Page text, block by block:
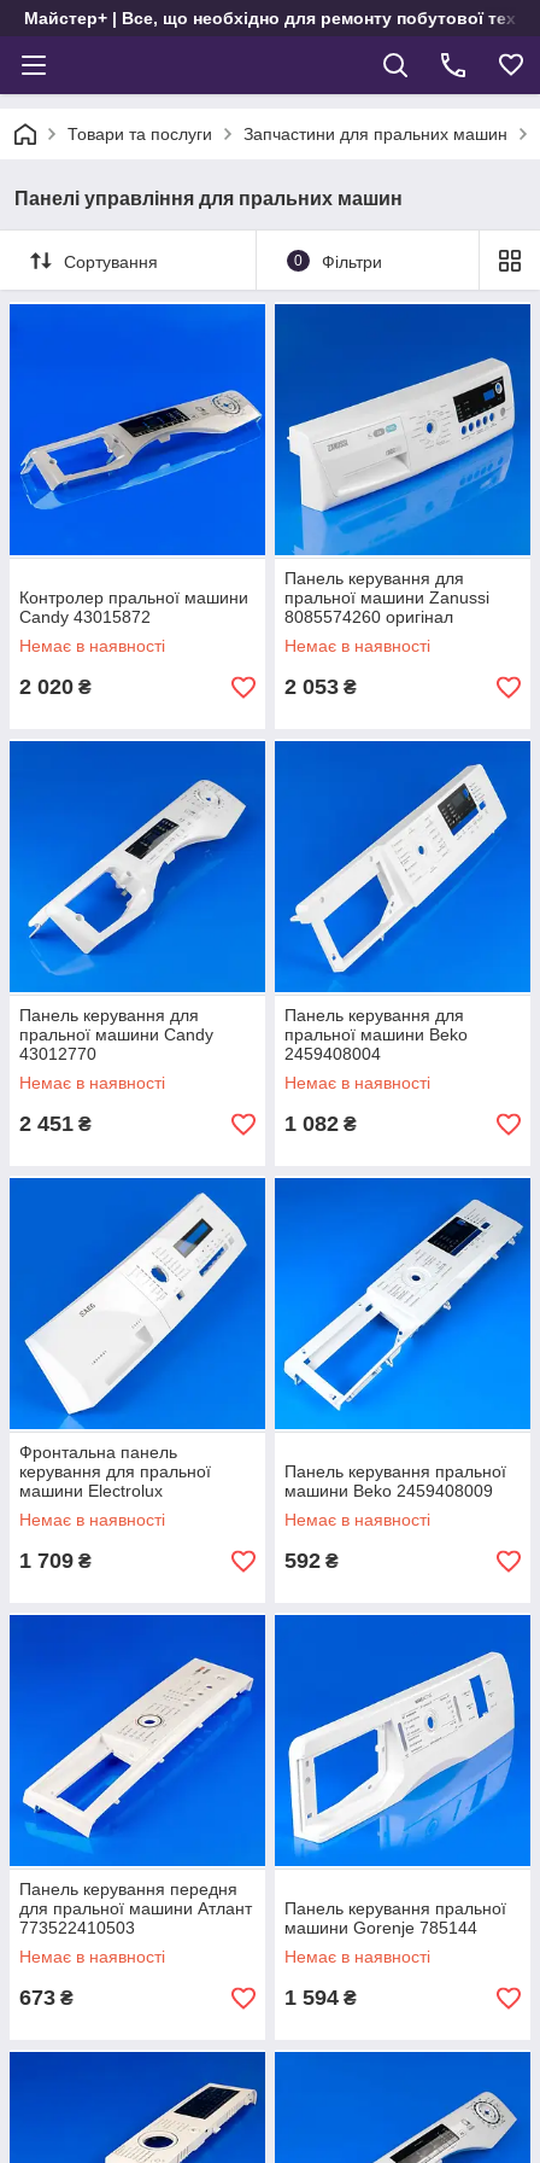
Майстер+ | Все, що необхідно для ремонту побутової
Товари та послуги Запчастини для пральних машин
Панелі управління для пральних машин
Сортування 0 Фільтри
Контролер пральної машини
Candy 43015872
Немає в наявності
2 020 ₴
Панель керування для
пральної машини Zanussi
8085574260 оригінал
Немає в наявності
2 053 ₴
Панель керування для
пральної машини Candy
43012770
Немає в наявності
2 451 ₴
Панель керування для
пральної машини Beko
2459408004
Немає в наявності
1 082 ₴
Фронтальна панель
керування для пральної
машини Electrolux
1328091408 оригінал
Немає в наявності
1 709 ₴
Панель керування пральної
машини Beko 2459408009
Немає в наявності
592 ₴
Панель керування передня
для пральної машини Атлант
773522410503
Немає в наявності
673 ₴
Панель керування пральної
машини Gorenje 785144
Немає в наявності
1 594 ₴